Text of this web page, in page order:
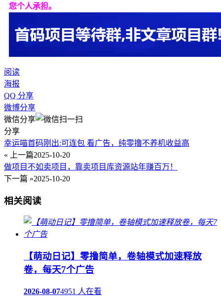
您个人承担。
阅读
海报
QQ 分享
微博分享
微信分享
分享
幸运喵首码刚出:可连包 看广告，纯零撸不养机收益高
« 上一篇2025-10-20
做项目不如卖项目，靠卖项目库资源站年赚百万！
下一篇 »2025-10-20
相关阅读
【萌动日记】零撸简单，卷轴模式加速释放
卷，每天7个广告
2026-08-074951 人在看